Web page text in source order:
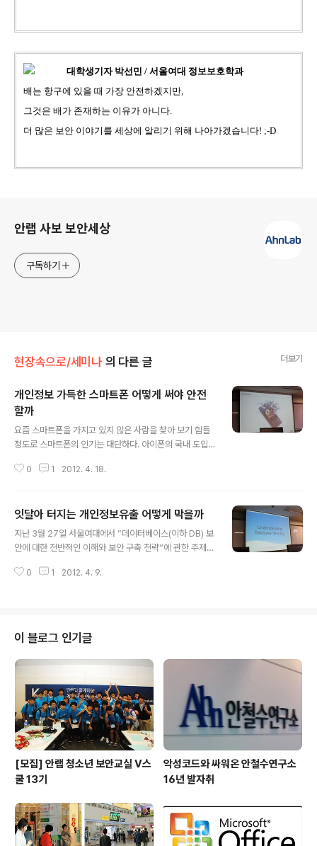
대학생기자 박선민 / 서울여대 정보보호학과
배는 항구에 있을 때 가장 안전하겠지만,
그것은 배가 존재하는 이유가 아니다.
더 많은 보안 이야기를 세상에 알리기 위해 나아가겠습니다! ;-D
안랩 사보 보안세상
구독하기
현장속으로/세미나 의 다른 글 더보기
개인정보 가득한 스마트폰 어떻게 써야 안전
할까
요즘 스마트폰을 가지고 있지 않은 사람을 찾아 보기 힘들
정도로 스마트폰의 인기는 대단하다. 아이폰의 국내 도입
0만 명 시대를 맞이하고 있다. 모바일 운영체제를 탑재한
에게도 불고 있다. 하지만, PC가 언제나 보안위협을 받는
것처럼 스마트폰도 보안 측면에서 보면 절대 안전하지 않
다. 주고받은 문자메시지, 검색 기록, 모바일 뱅킹 이용내역
시 생각해 보면, 민감한 개인정보들이 한꺼번에 응축되어
0 1 2012. 4. 18.
잇달아 터지는 개인정보유출 어떻게 막을까
지난 3월 27일 서울여대에서 “데이터베이스(이하 DB) 보
안에 대한 전반적인 이해와 보안 구축 전략”에 관한 주제로
다. 강연은 DB보안에 대한 개략적 설명, 보안 프레임워크,
안”이라는 주제가 어떻게 보면 생소하고 무거울 수 있는데,
누구나 궁금해했던 관련 피해 사례와 소소한 경험담 등을
통해 3시간 동안 진행된 강연은 재미가 쏠쏠하고 알찬 시
라인 쇼핑몰, SNS 서비스 기업들은 물론, 상대적으로 많은
사람들이 안전하다고..
0 1 2012. 4. 9.
이 블로그 인기글
[모집] 안랩 청소년 보안교실 V스
쿨 13기
악성코드와 싸워온 안철수연구소
16년 발자취